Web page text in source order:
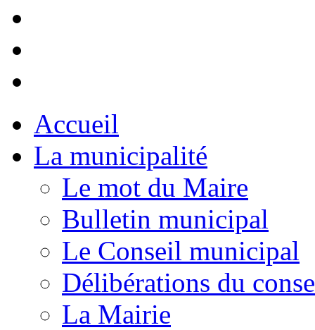
Accueil
La municipalité
Le mot du Maire
Bulletin municipal
Le Conseil municipal
Délibérations du
La Mairie